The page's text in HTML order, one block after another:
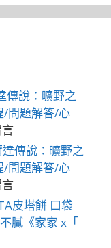
傳說：曠野之
/問題解答/心
傳說：曠野之
/問題解答/心
皮塔餅 口袋
膩《家家 x「